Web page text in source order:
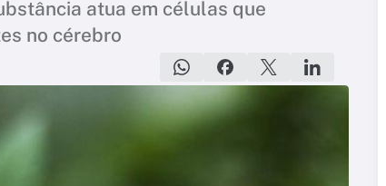
atua em células que
no cérebro